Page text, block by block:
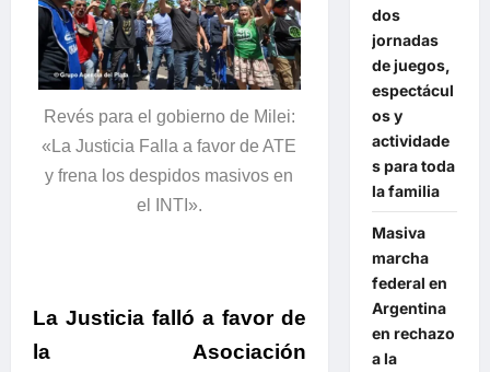
Revés para el gobierno de Milei:
«La Justicia Falla a favor de ATE
y frena los despidos masivos en
el INTI».
La Justicia falló a favor de
la Asociación
dos
jornadas
de juegos,
espectácul
os y
actividade
s para toda
la familia
Masiva
marcha
federal en
Argentina
en rechazo
a la